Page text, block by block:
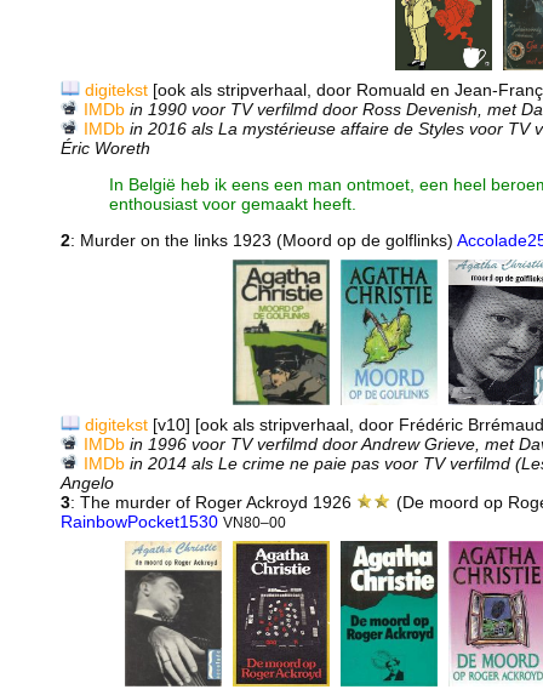
digitekst [ook als stripverhaal, door Romuald en Jean-
IMDb in 1990 voor TV verfilmd door Ross Devenish, met
IMDb in 2016 als La mystérieuse affaire de Styles voor
Éric Woreth
In België heb ik eens een man ontmoet, een heel
enthousiast voor gemaakt heeft.
2: Murder on the links 1923 (Moord op de golflinks)
digitekst [v10] [ook als stripverhaal, door Frédéric
IMDb in 1996 voor TV verfilmd door Andrew Grieve, met
IMDb in 2014 als Le crime ne paie pas voor TV verfilmd
Angelo
3: The murder of Roger Ackroyd 1926
(De moord op
RainbowPocket1530 VN80–00